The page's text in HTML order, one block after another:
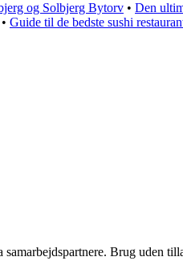
og Solbjerg Bytorv • Den
• Guide til de bedste sushi
Brug uden